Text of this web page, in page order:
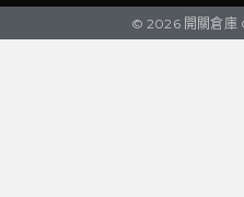
© 2026 開關倉